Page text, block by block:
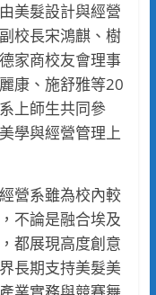
美髮設計與經營
校長宋鴻麒、樹
家商校友會理事
康、施舒雅等20
上師生共同參
學與經營管理上
營系雖為校內較
不論是融合埃及
都展現高度創意
長期支持美髮美